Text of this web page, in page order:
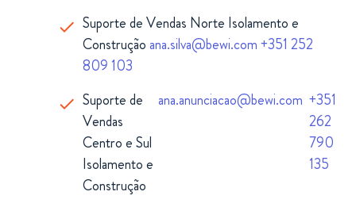
Suporte de Vendas Norte Isolamento e
Construçãoana.silva@bewi.com+351 252
809 103
Suporte de
Vendas
Centro e Sul
Isolamento e
Construção
ana.anunciacao@bewi.com +351
262
790
135